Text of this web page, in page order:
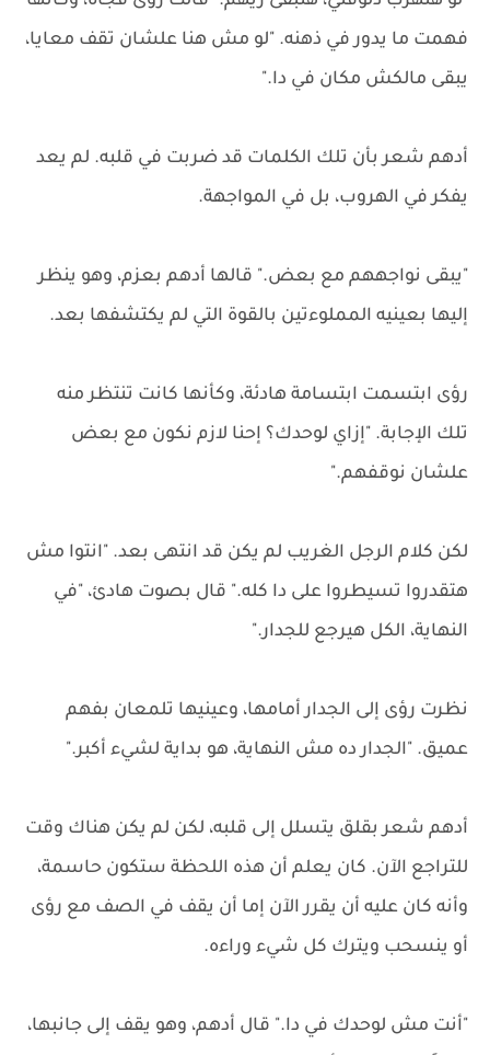
فهمت ما يدور في ذهنه. "لو مش هنا علشان تقف معايا،
يبقى مالكش مكان في دا."
أدهم شعر بأن تلك الكلمات قد ضربت في قلبه. لم يعد
يفكر في الهروب، بل في المواجهة.
"يبقى نواجههم مع بعض." قالها أدهم بعزم، وهو ينظر
إليها بعينيه المملوءتين بالقوة التي لم يكتشفها بعد.
رؤى ابتسمت ابتسامة هادئة، وكأنها كانت تنتظر منه
تلك الإجابة. "إزاي لوحدك؟ إحنا لازم نكون مع بعض
علشان نوقفهم."
لكن كلام الرجل الغريب لم يكن قد انتهى بعد. "انتوا مش
هتقدروا تسيطروا على دا كله." قال بصوت هادئ، "في
النهاية، الكل هيرجع للجدار."
نظرت رؤى إلى الجدار أمامها، وعينيها تلمعان بفهم
عميق. "الجدار ده مش النهاية، هو بداية لشيء أكبر."
أدهم شعر بقلق يتسلل إلى قلبه، لكن لم يكن هناك وقت
للتراجع الآن. كان يعلم أن هذه اللحظة ستكون حاسمة،
وأنه كان عليه أن يقرر الآن إما أن يقف في الصف مع رؤى
أو ينسحب ويترك كل شيء وراءه.
"أنت مش لوحدك في دا." قال أدهم، وهو يقف إلى جانبها،